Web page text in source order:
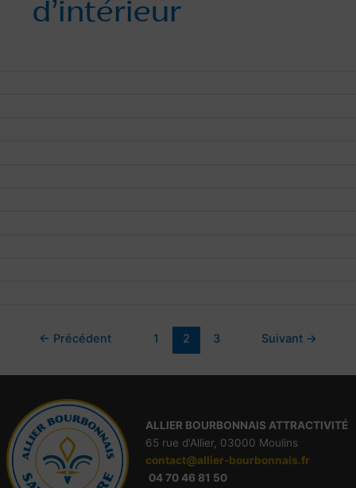
d’intérieur
← Précédent 1 2 3 Suivant →
ALLIERBOURBONNAIS ATTRACTIVITÉ
65 rue d'Allier, 03000 Moulins
contact@allier-bourbonnais.fr
04 70 46 81 50